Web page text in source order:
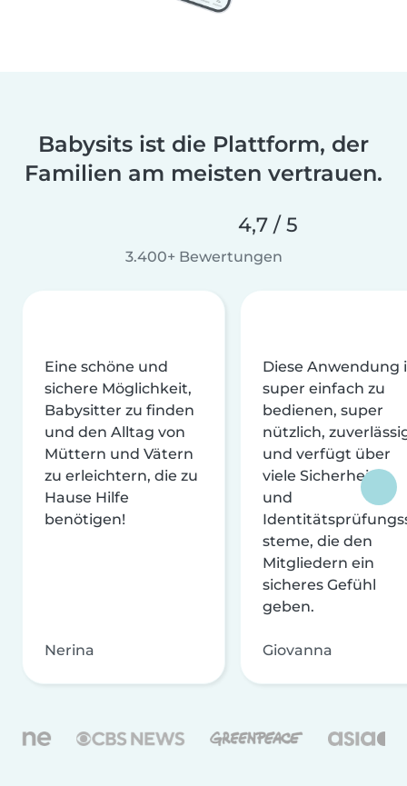
Babysits ist die Plattform, der
Familien am meisten vertrauen.
4,7 / 5
3.400+ Bewertungen
Eine schöne und
sichere Möglichkeit,
Babysitter zu finden
und den Alltag von
Müttern und Vätern
zu erleichtern, die zu
Hause Hilfe
benötigen!
Nerina
Diese Anwendung
super einfach zu
bedienen, super
nützlich,
und verfügt über
viele Sicherheits-
und
steme, die den
Mitgliedern ein
sicheres Gefühl
geben.
Giovanna